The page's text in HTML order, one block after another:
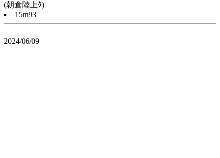
(朝倉陸上ｸ)
15m93
2024/06/09